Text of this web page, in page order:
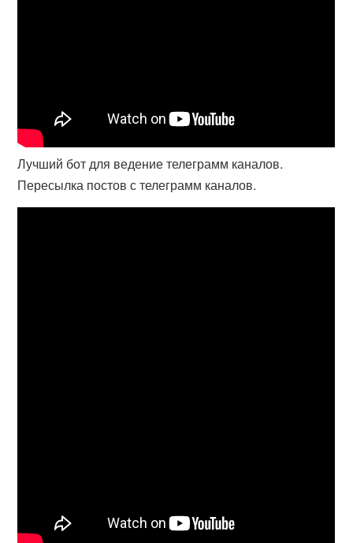
Лучший бот для ведение телеграмм каналов.
Пересылка постов с телеграмм каналов.